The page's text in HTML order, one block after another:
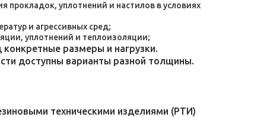
уплотнений и настилов в условиях
и агрессивных сред;
уплотнений и теплоизоляции;
размеры и нагрузки.
доступны варианты разной толщины.
техническими изделиями (РТИ)